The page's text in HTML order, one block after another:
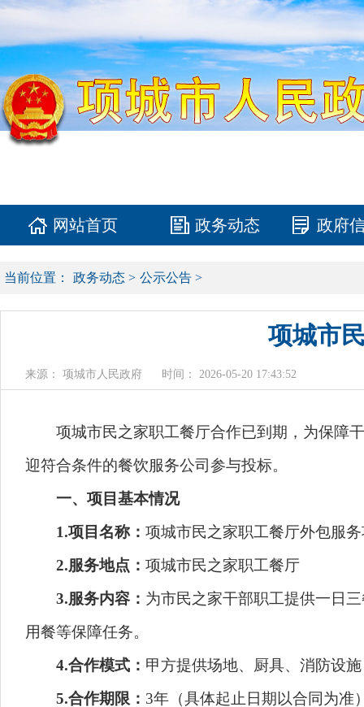
网站首页 政务动态 政府
当前位置： 政务动态 > 公示公告 >
项城市
来源： 项城市人民政府 时间： 2026-05-20 17:43:52
项城市民之家职工餐厅合作已到期，为保障干
迎符合条件的餐饮服务公司参与投标。
一、项目基本情况
1.项目名称： 项城市民之家职工餐厅外包服
2.服务地点： 项城市民之家职工餐厅
3.服务内容： 为市民之家干部职工提供一日
用餐等保障任务。
4.合作模式： 甲方提供场地、厨具、消防设
5.合作期限： 3年（具体起止日期以合同为准